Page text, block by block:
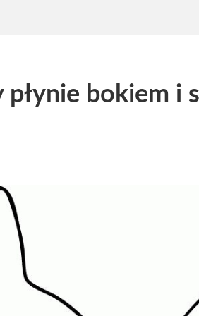
płynie bokiem i